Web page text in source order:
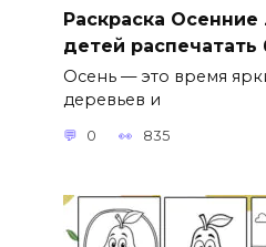
Раскраска Осенние
детей распечатать
Осень — это время
деревьев и
0 835